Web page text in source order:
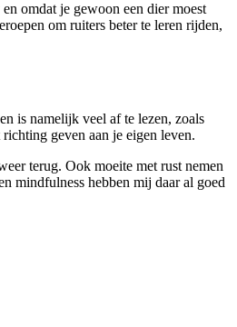
omdat je gewoon een dier moest
om ruiters beter te leren rijden,
is namelijk veel af te lezen, zoals
geven aan je eigen leven.
terug. Ook moeite met rust nemen
mindfulness hebben mij daar al goed